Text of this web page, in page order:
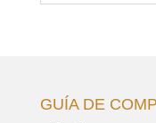
GUÍA DE